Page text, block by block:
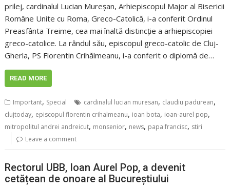
prilej, cardinalul Lucian Mureșan, Arhiepiscopul Major al Bisericii
Române Unite cu Roma, Greco-Catolică, i-a conferit Ordinul
Preasfânta Treime, cea mai înaltă distincție a arhiepiscopiei
greco-catolice. La rândul său, episcopul greco-catolic de Cluj-
Gherla, PS Florentin Crihălmeanu, i-a conferit o diplomă de…
READ MORE
Important, Special cardinalul lucian muresan, claudiu padurean,
clujtoday, episcopul florentin crihalmeanu, ioan bota, ioan-aurel pop,
mitropolitul andrei andreicut, monsenior, news, papa francisc, stiri
Leave a comment
Rectorul UBB, Ioan Aurel Pop, a devenit
cetățean de onoare al Bucureștiului